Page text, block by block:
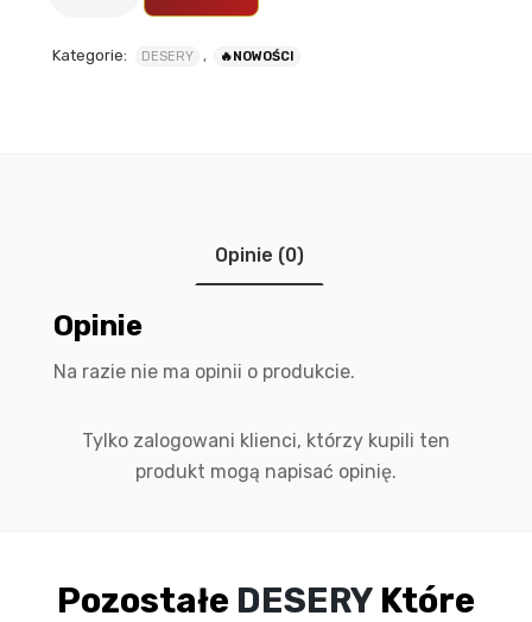
Kategorie: DESERY , 🔥NOWOŚCI
Opinie (0)
Opinie
Na razie nie ma opinii o produkcie.
Tylko zalogowani klienci, którzy kupili ten
produkt mogą napisać opinię.
Pozostałe DESERY Które